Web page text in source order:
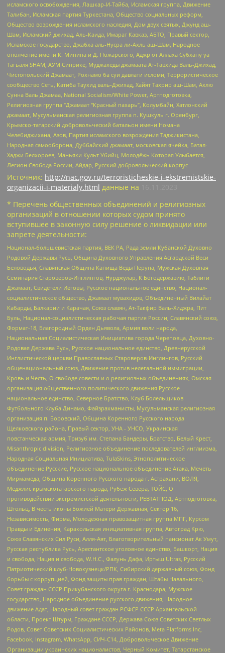
исламского освобождения, Лашкар-И-Тайба, Исламская группа, Движение
Талибан, Исламская партия Туркестана, Общество социальных реформ,
Общество возрождения исламского наследия, Дом двух святых, Джунд аш-
Шам, Исламский джихад, Аль-Каида, Имарат Кавказ, АБТО, Правый сектор,
Исламское государство, Джабха аль-Нусра ли-Ахль аш-Шам, Народное
ополчение имени К. Минина и Д. Пожарского, Аджр от Аллаха Субхану уа
Тагьаля SHAM, АУМ Синрике, Муджахеды джамаата Ат-Тавхида Валь-Джихад,
Чистопольский Джамаат, Рохнамо ба суи давлати исломи, Террористическое
сообщество Сеть, Катиба Таухид валь-Джихад, Хайят Тахрир аш-Шам, Ахлю
Сунна Валь Джамаа, National Socialism/White Power, Артподготовка,
Религиозная группа “Джамаат “Красный пахарь”, Колумбайн, Хатлонский
джамаат, Мусульманская религиозная группа п. Кушкуль г. Оренбург,
Крымско-татарский добровольческий батальон имени Номана
Челебиджихана, Азов, Партия исламского возрождения Таджикистана,
Народная самооборона, Дуббайский джамаат, московская ячейка, Батал-
Хаджи Белхороев, Маньяки Культ Убийц, Молодёжь Которая Улыбается,
Легион Свобода России, Айдар, Русский добровольческий корпус
Источник: http://nac.gov.ru/terroristicheskie-i-ekstremistskie-
organizacii-i-materialy.html данные на
* Перечень общественных объединений и религиозных
организаций в отношении которых судом принято
вступившее в законную силу решение о ликвидации или
запрете деятельности:
Национал-большевистская партия, ВЕК РА, Рада земли Кубанской Духовно
Родовой Державы Русь, Община Духовного Управления Асгардской Веси
Беловодья, Славянская Община Капища Веды Перуна, Мужская Духовная
Семинария Староверов-Инглингов, Нурджулар, К Богодержавию, Таблиги
Джамаат, Свидетели Иеговы, Русское национальное единство, Национал-
социалистическое общество, Джамаат мувахидов, Объединенный Вилайат
Кабарды, Балкарии и Карачая, Союз славян, Ат-Такфир Валь-Хиджра, Пит
Буль, Национал-социалистическая рабочая партия России, Славянский союз,
Формат-18, Благородный Орден Дьявола, Армия воли народа,
Национальная Социалистическая Инициатива города Череповца, Духовно-
Родовая Держава Русь, Русское национальное единство, Древнерусской
Инглистической церкви Православных Староверов-Инглингов, Русский
общенациональный союз, Движение против нелегальной иммиграции,
Кровь и Честь, О свободе совести и о религиозных объединениях, Омская
организация общественного политического движения Русское
национальное единство, Северное Братство, Клуб Болельщиков
Футбольного Клуба Динамо, Файзрахманисты, Мусульманская религиозная
организация п. Боровский, Община Коренного Русского народа
Щелковского района, Правый сектор, УНА - УНСО, Украинская
повстанческая армия, Тризуб им. Степана Бандеры, Братство, Белый Крест,
Misanthropic division, Религиозное объединение последователей инглиизма,
Народная Социальная Инициатива, TulaSkins, Этнополитическое
объединение Русские, Русское национальное объединение Атака, Мечеть
Мирмамеда, Община Коренного Русского народа г. Астрахани, ВОЛЯ,
Меджлис крымскотатарского народа, Рубеж Севера, ТОЙС, О
противодействии экстремистской деятельности, РЕВТАТПОД, Артподготовка,
Штольц, В честь иконы Божией Матери Державная, Сектор 16,
Независимость, Фирма, Молодежная правозащитная группа МПГ, Курсом
Правды и Единения, Каракольская инициативная группа, Автоград Крю,
Союз Славянских Сил Руси, Алля-Аят, Благотворительный пансионат Ак Умут,
Русская республика Русь, Арестантское уголовное единство, Башкорт, Нация
и свобода, Нация и свобода, W.H.С., Фалунь Дафа, Иртыш Ultras, Русский
Патриотический клуб-Новокузнецк/РПК, Сибирский державный союз, Фонд
борьбы с коррупцией, Фонд защиты прав граждан, Штабы Навального,
Совет граждан СССР Прикубанского округа г. Краснодара, Мужское
государство, Народное объединение русского движения, Народное
движение Адат, Народный совет граждан РСФСР СССР Архангельской
области, Проект Штурм, Граждане СССР, Держава Союз Советских Светлых
Родов, Совет Советских Социалистических Районов, Meta Platforms Inc,
Facebook, Instagram, WhatsApp, СИЧ-С14, Добровольческое Движение
Организации украинских националистов, Черный Комитет, Татарстанское